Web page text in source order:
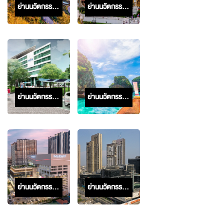
ย่านนวัตกรรมสวนดอก ย่านนวัตกรรมรัตนโกสินทร์
ย่านนวัตกรรมการแพทย์โยธี ย่านนวัตกรรมภูเก็ต
ย่านนวัตกรรมบางซื่อ ย่านนวัตกรรมปุณณวิถี